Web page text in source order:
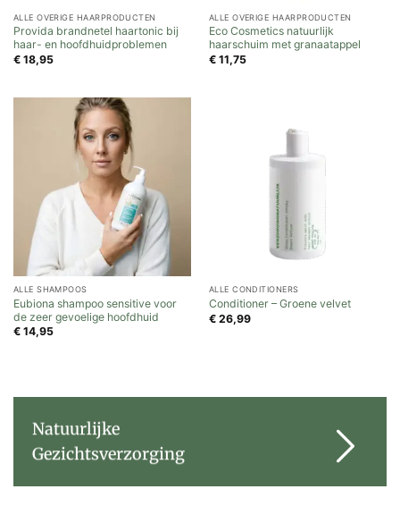
ALLE OVERIGE HAARPRODUCTEN
Provida brandnetel haartonic bij
haar- en hoofdhuidproblemen
€18,95
ALLE OVERIGE HAARPRODUCTEN
Eco Cosmetics natuurlijk
haarschuim met granaatappel
€11,75
ALLE SHAMPOOS
Eubiona shampoo sensitive voor
de zeer gevoelige hoofdhuid
€14,95
ALLE CONDITIONERS
Conditioner – Groene velvet
€26,99
Natuurlijke
Gezichtsverzorging